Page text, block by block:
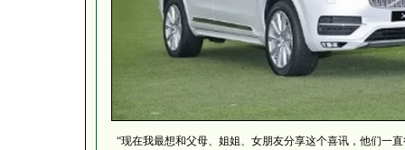
“现在我最想和父母、姐姐、女朋友分享这个喜讯，他们一